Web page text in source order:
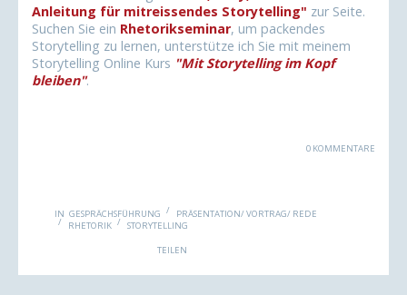
Anleitung für mitreissendes Storytelling" zur Seite.
Suchen Sie ein Rhetorikseminar, um packendes
Storytelling zu lernen, unterstütze ich Sie mit meinem
Storytelling Online Kurs "Mit Storytelling im Kopf
bleiben".
0 KOMMENTARE
IN GESPRÄCHSFÜHRUNG
PRÄSENTATION/ VORTRAG/ REDE
RHETORIK
STORYTELLING
TEILEN